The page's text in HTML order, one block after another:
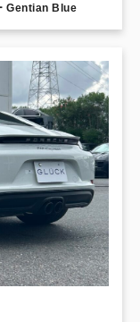
Gentian Blue